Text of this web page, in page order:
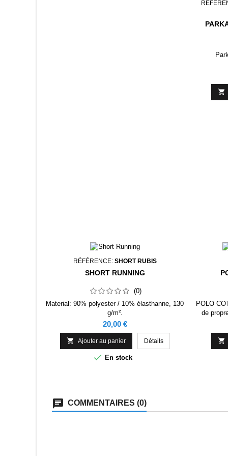

RÉFÉRENCE: SHORT RUBIS
SHORT RUNNING
(0)
Material: 90% polyester / 10% élasthanne, 130
g/m².
Prix
20,00 €
 Ajouter au panier Détails
 En stock
POLO
de
de

COMMENTAIRES (0)